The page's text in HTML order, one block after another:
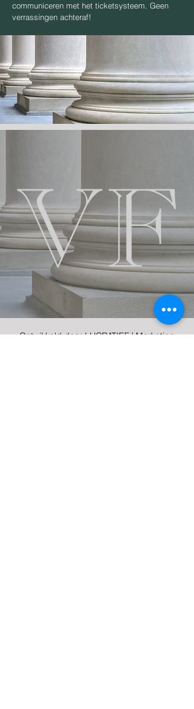
communiceren met het ticketsysteem. Geen
verrassingen achteraf!
Ontwikkeld door LUCRATIEF | Marketing